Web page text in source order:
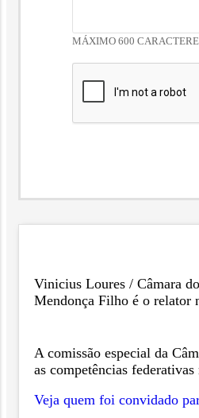
MÁXIMO 600
Vinicius Loures / Câmara
Mendonça Filho é o relator
A comissão especial da
as competências
Veja quem foi convidado